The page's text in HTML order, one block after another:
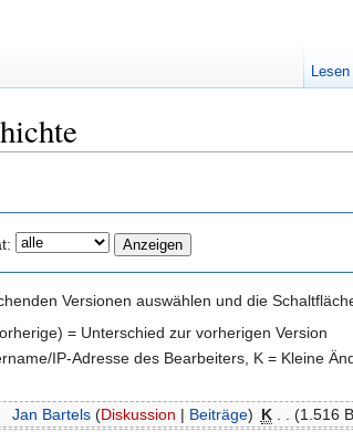
Versionen auswählen und die
= Unterschied zur vorherigen Version
IP-Adresse des Bearbeiters, K = Kleine
Jan Bartels (Diskussion | Beiträge) K (1.516
Lesen